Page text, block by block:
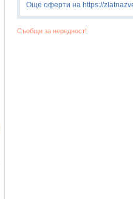
Още оферти на https://
Съобщи за нередност!